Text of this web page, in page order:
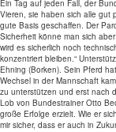
Ein Tag auf jeden Fall, der
Vieren, sie haben sich alle gut
gute Basis geschaffen. Der
Sicherheit könne man sich
wird es sicherlich noch
konzentriert bleiben.“
Ehning (Borken). Sein Pferd
Wechsel in der Mannschaft
zu unterstützen und erst nach
Lob von Bundestrainer Otto
große Erfolge erzielt. Wie er
mir sicher, dass er auch in